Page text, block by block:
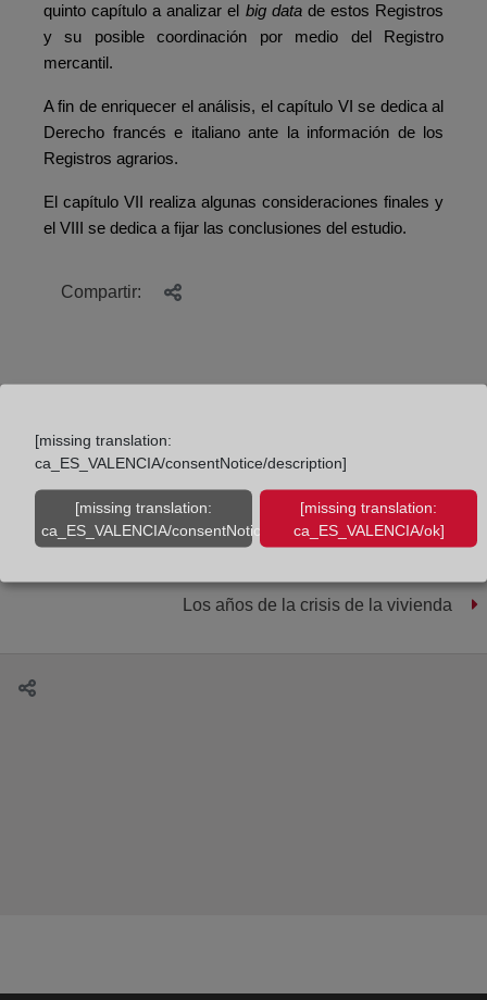
quinto capítulo a analizar el big datade estos Registros
y su posible coordinación por medio del Registro
mercantil.
A fin de enriquecer el análisis, el capítulo VI se dedica al
Derecho francés e italiano ante la información de los
Registros agrarios.
El capítulo VII realiza algunas consideraciones finales y
el VIII se dedica a fijar las conclusiones del estudio.
Compartir:
El formato electrónico único europeo
ESEF/FEUE. Por Luis Fernández del Pozo
Los años de la crisis de la vivienda
[missing translation:
ca_ES_VALENCIA/consentNotice/description]
[missing translation:
ca_ES_VALENCIA/consentNotice/learnMore]
[missing translation:
ca_ES_VALENCIA/ok]